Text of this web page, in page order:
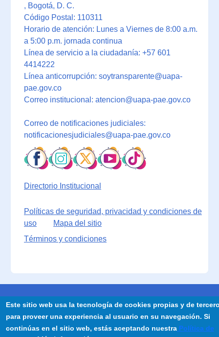
, Bogotá, D. C.
Código Postal: 110311
Horario de atención: Lunes a Viernes de 8:00 a.m.
a 5:00 p.m. jornada continua
Línea de servicio a la ciudadanía: +57 601
4414222
Línea anticorrupción: soytransparente@uapa-
pae.gov.co
Correo institucional: atencion@uapa-pae.gov.co
Correo de notificaciones judiciales:
notificacionesjudiciales@uapa-pae.gov.co
Directorio Institucional
Políticas de seguridad, privacidad y condiciones de
uso
Mapa del sitio
Términos y condiciones
Este sitio web usa la tecnología de cookies propias y de
para proveer una experiencia al usuario en su navegación. Si
continúas en el sitio web, estás aceptando nuestraPolítica de